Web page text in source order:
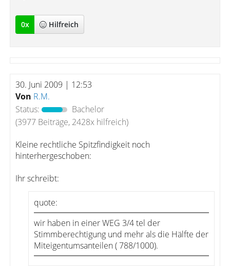
0x Hilfreich
30. Juni 2009 | 12:53
Von R.M.
Status:
Bachelor
(3977 Beiträge, 2428x hilfreich)
Kleine rechtliche Spitzfindigkeit noch
hinterhergeschoben:
Ihr schreibt:
quote:
wir haben in einer WEG 3/4 tel der
Stimmberechtigung und mehr als die Hälfte der
Miteigentumsanteilen ( 788/1000).